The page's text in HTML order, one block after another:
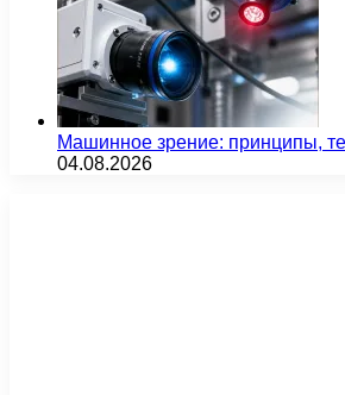
Машинное зрение: принципы,
04.08.2026